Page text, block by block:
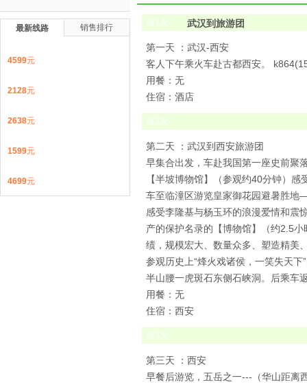
第1天 武汉到旅游团
第一天 ：武汉-西安
客人下午乘火车赴古都西安。
用餐：无
住宿：酒店
第2天
第二天 ：武汉到西安旅游团
早集合出发，车赴我国第一座史前
【半坡博物馆】（参观约40分钟）
车至临潼区游览皇家御花园避暑胜地
感受李隆基与杨玉环的浪漫爱情和震
产的保护名录的【博物馆】（约2.5
绩，规模宏大、数量众多、塑造精美
参观历史上“烽火戏诸侯，一笑失天
半山腰一虎斑石东侧石峡洞。后乘车
用餐：无
住宿：西安
第3天
第三天 ：西安
早餐后游览，五岳之一---（华山距离
最新线路 销售排行
4599元
2128元
2638元
1599元
4699元